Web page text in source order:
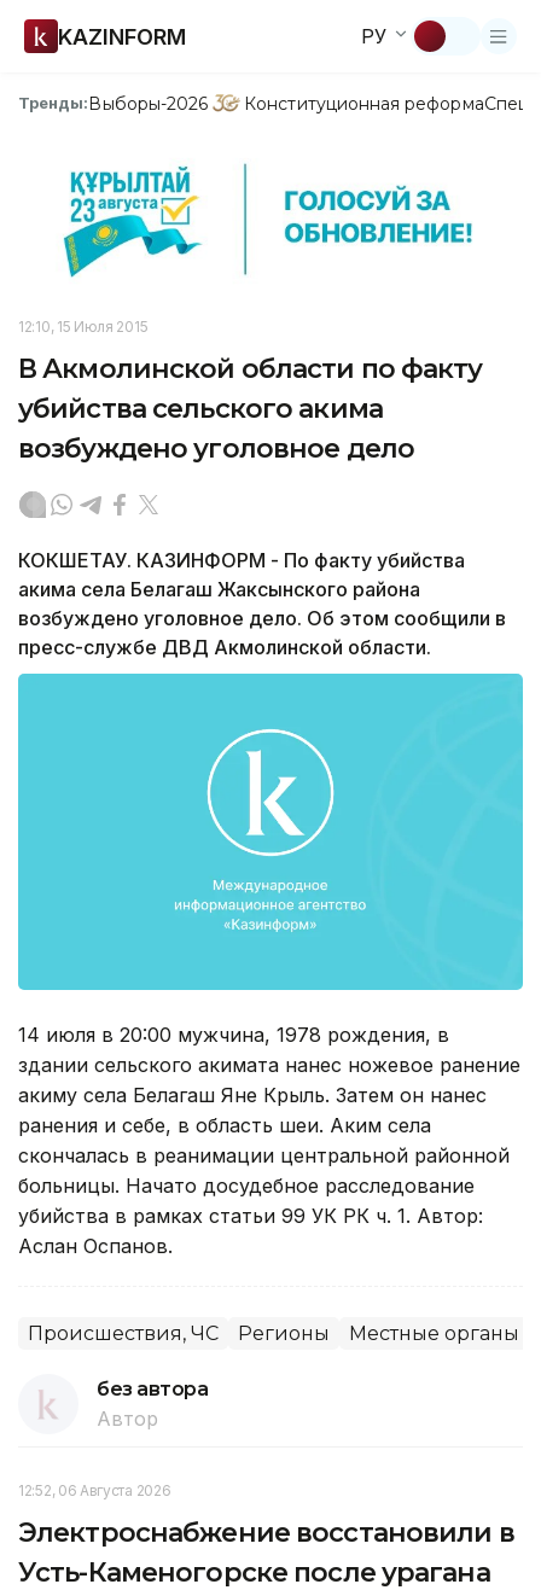
KAZINFORM РУ
Тренды:Выборы-2026 Конституционная реформа
12:10, 15 Июля 2015
В Акмолинской области по факту
убийства сельского акима
возбуждено уголовное дело
КОКШЕТАУ. КАЗИНФОРМ - По факту убийства
акима села Белагаш Жаксынского района
возбуждено уголовное дело. Об этом сообщили в
пресс-службе ДВД Акмолинской области.
14 июля в 20:00 мужчина, 1978 рождения, в
здании сельского акимата нанес ножевое ранение
акиму села Белагаш Яне Крыль. Затем он нанес
ранения и себе, в область шеи. Аким села
скончалась в реанимации центральной районной
больницы. Начато досудебное расследование
убийства в рамках статьи 99 УК РК ч. 1. Автор:
Аслан Оспанов.
Происшествия, ЧС Регионы Местные органы
без автора
Автор
12:52, 06 Августа 2026
Электроснабжение восстановили в
Усть-Каменогорске после урагана